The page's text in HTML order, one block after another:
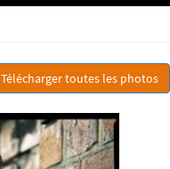
Télécharger toutes les photos